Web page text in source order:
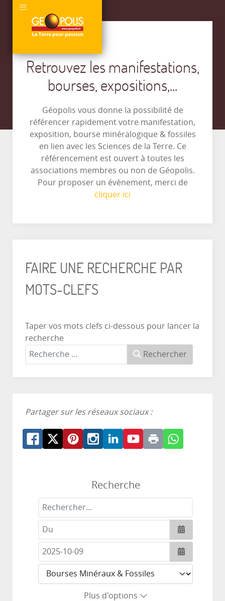
Retrouvez les manifestations,
bourses, expositions,...
Géopolis vous donne la possibilité de
référencer rapidement votre manifestation,
exposition, bourse minéralogique & fossiles
en lien avec les Sciences de la Terre. Ce
référencement est ouvert à toutes les
associations membres ou non de Géopolis.
Pour proposer un évènement, merci de
cliquer ici
FAIRE UNE RECHERCHE PAR
MOTS-CLEFS
Taper vos mots clefs ci-dessous pour lancer la
recherche
Rechercher
Partager sur les réseaux sociaux :
Recherche
Rechercher...
Ouvrir le
Ouvrir le
Plus d'options